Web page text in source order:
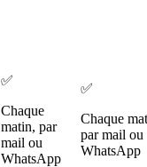
✅
Chaque
matin, par
mail ou
WhatsApp
✅
Chaque
par mail ou
WhatsApp